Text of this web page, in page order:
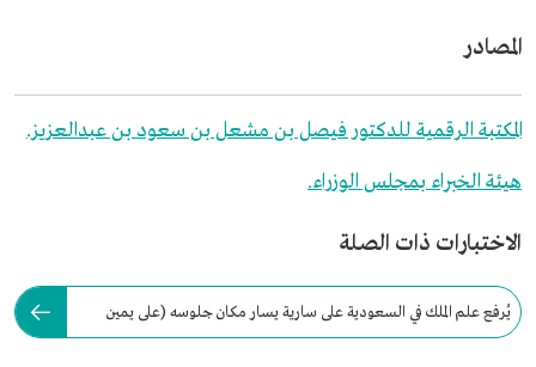
المصادر
المكتبة الرقمية للدكتور فيصل بن مشعل بن سعود بن عبدالعزيز.
هيئة الخبراء بمجلس الوزراء.
الاختبارات ذات الصلة
يُرفع علم الملك في السعودية على سارية يسار مكان جلوسه (على يمين